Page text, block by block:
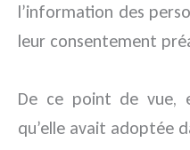
l’information des
leur consentement
De ce point de vue,
qu’elle avait adoptée